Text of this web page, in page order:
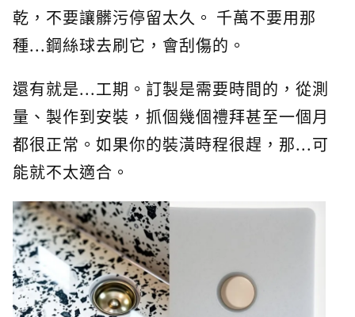
乾，不要讓髒污停留太久。 千萬不要用那
種...鋼絲球去刷它，會刮傷的。
還有就是...工期。訂製是需要時間的，從測
量、製作到安裝，抓個幾個禮拜甚至一個月
都很正常。如果你的裝潢時程很趕，那...可
能就不太適合。